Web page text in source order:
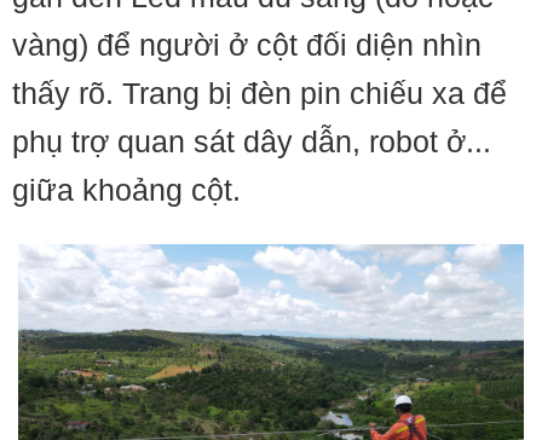
vàng) để người ở cột đối diện nhìn
thấy rõ. Trang bị đèn pin chiếu xa để
phụ trợ quan sát dây dẫn, robot ở...
giữa khoảng cột.